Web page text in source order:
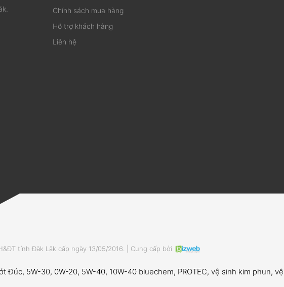
Chính sách mua hàng
Hỗ trợ khách hàng
Liên hệ
tỉnh Đăk Lăk cấp ngày 13/05/2016. | Cung cấp bởi
5W-30, 0W-20, 5W-40, 10W-40 bluechem, PROTEC, vệ sinh kim phun, vệ